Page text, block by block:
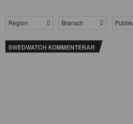
Region Bransch
SWEDWATCH KOMMENTERAR